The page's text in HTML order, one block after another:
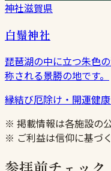
神社滋賀県
白鬚神社
琵琶湖の中に立つ朱色
称される景勝の地です。
縁結び厄除け・開運健
※ 掲載情報は各施設の
※ ご利益は信仰に基づ